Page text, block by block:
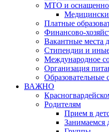
МТО и
Платные
Финансово-
Вакантные места
Стипендии и
Международное
Организация
Образовательные
ВАЖНО
Родителям
Прием в
Занимаемся